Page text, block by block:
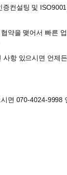
증컨설팅 및
약을 맺어서 빠른
사항 있으시면 언제
면 070-4024-9998